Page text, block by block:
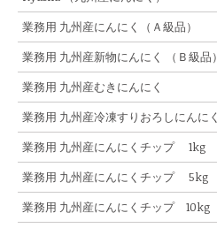
業務用 九州産にんにく（Ａ級品）
業務用 九州産新物にんにく （Ｂ級品）
業務用 九州産むきにんにく
業務用 九州産冷凍すりおろしにんにく
業務用 九州産にんにくチップ 1kg
業務用 九州産にんにくチップ 5kg
業務用 九州産にんにくチップ 10kg